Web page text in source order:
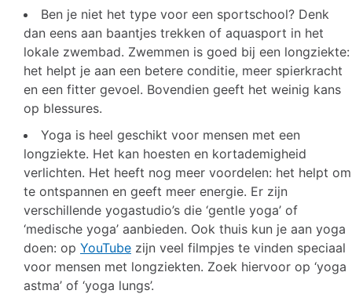
Ben je niet het type voor een sportschool? Denk
dan eens aan baantjes trekken of aquasport in het
lokale zwembad. Zwemmen is goed bij een longziekte:
het helpt je aan een betere conditie, meer spierkracht
en een fitter gevoel. Bovendien geeft het weinig kans
op blessures.
Yoga is heel geschikt voor mensen met een
longziekte. Het kan hoesten en kortademigheid
verlichten. Het heeft nog meer voordelen: het helpt om
te ontspannen en geeft meer energie. Er zijn
verschillende yogastudio’s die ‘gentle yoga’ of
‘medische yoga’ aanbieden. Ook thuis kun je aan yoga
doen: op YouTube zijn veel filmpjes te vinden speciaal
voor mensen met longziekten. Zoek hiervoor op ‘yoga
astma’ of ‘yoga lungs’.